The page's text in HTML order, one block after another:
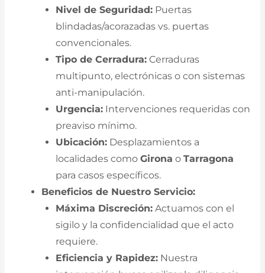
Nivel de Seguridad:Puertas
blindadas/acorazadas vs. puertas
convencionales.
Tipo de Cerradura:Cerraduras
multipunto, electrónicas o con sistemas
anti-manipulación.
Urgencia:Intervenciones requeridas con
preaviso mínimo.
Ubicación:Desplazamientos a
localidades como Girona o Tarragona
para casos específicos.
Beneficios de Nuestro Servicio:
Máxima Discreción:Actuamos con el
sigilo y la confidencialidad que el acto
requiere.
Eficiencia y Rapidez:Nuestra